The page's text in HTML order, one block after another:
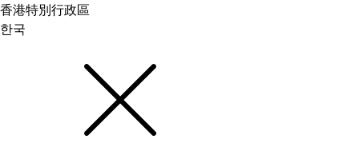
香港特別行政區
한국